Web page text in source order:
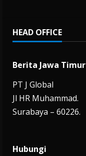
HEAD OFFICE
Berita Jawa Timur
PT J Global
Jl HR Muhammad.
Surabaya – 60226.
Hubungi